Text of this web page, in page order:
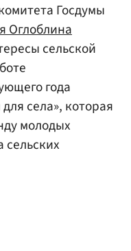
Госдумы
Оглоблина
сельской
года
села», которая
молодых
сельских